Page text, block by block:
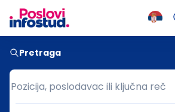
Pretraga
Pozicija, poslodavac ili ključna reč
Pozicija, poslodavac ili ključna reč